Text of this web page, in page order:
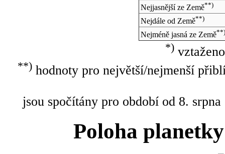
Nejjasnější ze Země**)
Nejdále od Země**)
Nejméně jasná ze Země**)
*)
**)hodnoty pro největší/nejmenší
jsou spočítány pro období od 8.
Poloha